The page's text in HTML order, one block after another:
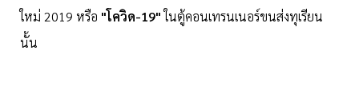
ใหม่ 2019 หรือ "โควิด-19"ในตู้คอนเทรนเนอร์ขนส่งทุเรียน
นั้น